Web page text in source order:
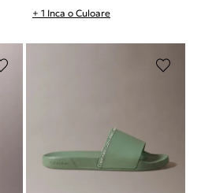
+ 1 Inca o Culoare